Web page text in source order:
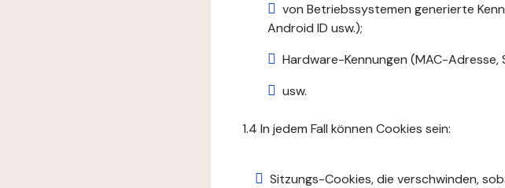
von Betriebssystemen generierte
Android ID usw.);
Hardware-Kennungen (MAC-
usw.
1.4 In jedem Fall können Cookies sein:
Sitzungs-Cookies, die verschwinden,